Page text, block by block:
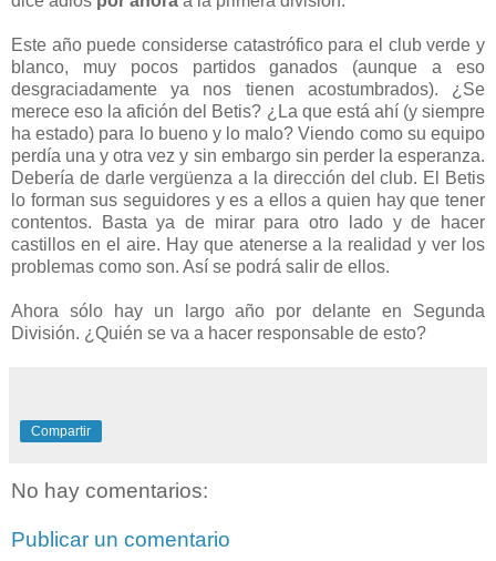
Este año puede considerse catastrófico para el club verde y
blanco, muy pocos partidos ganados (aunque a eso
desgraciadamente ya nos tienen acostumbrados). ¿Se
merece eso la afición del Betis? ¿La que está ahí (y siempre
ha estado) para lo bueno y lo malo? Viendo como su equipo
perdía una y otra vez y sin embargo sin perder la esperanza.
Debería de darle vergüenza a la dirección del club. El Betis
lo forman sus seguidores y es a ellos a quien hay que tener
contentos. Basta ya de mirar para otro lado y de hacer
castillos en el aire. Hay que atenerse a la realidad y ver los
problemas como son. Así se podrá salir de ellos.
Ahora sólo hay un largo año por delante en Segunda
División. ¿Quién se va a hacer responsable de esto?
Compartir
No hay comentarios:
Publicar un comentario